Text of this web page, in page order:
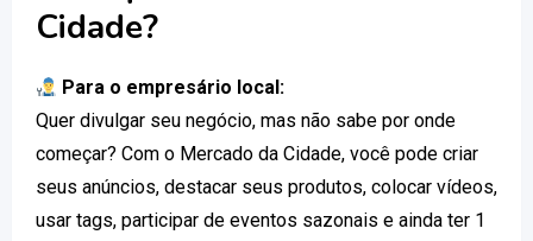
Cidade?
Para o empresário local:
Quer divulgar seu negócio, mas não sabe por onde
começar? Com o Mercado da Cidade, você pode criar
seus anúncios, destacar seus produtos, colocar vídeos,
usar tags, participar de eventos sazonais e ainda ter 1